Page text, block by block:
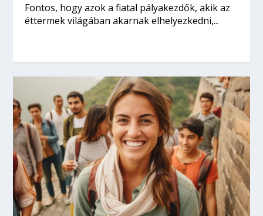
Fontos, hogy azok a fiatal pályakezdők, akik az
éttermek világában akarnak elhelyezkedni,...